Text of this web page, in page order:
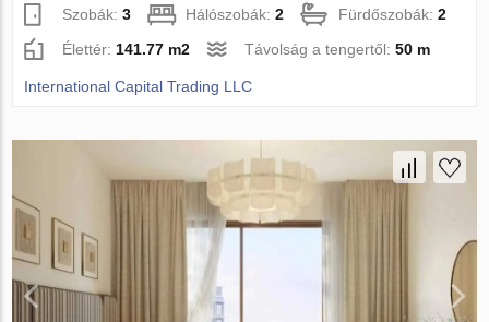
Szobák:3 Hálószobák:2 Fürdőszobák:2
Élettér: 141.77 m2 Távolság a tengertől:50 m
International Capital Trading LLC